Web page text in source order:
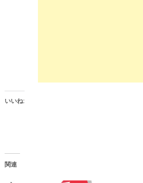
ィ
ン
ド
いいね:
関連